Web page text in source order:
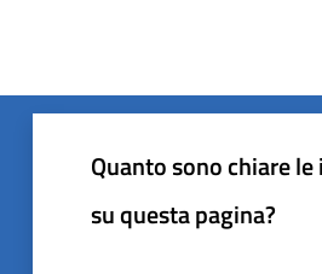
Quanto sono chiare
su questa pagina?